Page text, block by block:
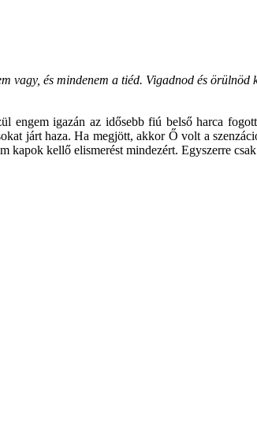
vagy, és mindenem a tiéd. Vigadnod és
engem igazán az idősebb fiú belső harca
járt haza. Ha megjött, akkor Ő volt a
kapok kellő elismerést mindezért. Egyszerre